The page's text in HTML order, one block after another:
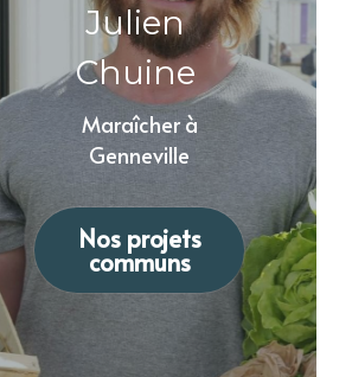
Julien
Chuine
Genneville
Nos projets
communs